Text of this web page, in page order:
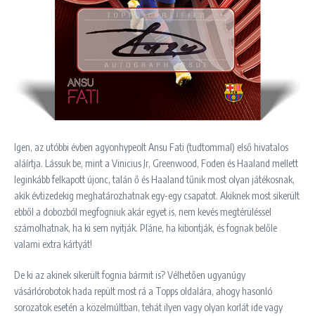
Igen, az utóbbi évben agyonhypeolt Ansu Fati (tudtommal) első hivatalos
aláírtja. Lássuk be, mint a Vinicius Jr, Greenwood, Foden és Haaland mellett
leginkább felkapott újonc, talán ő és Haaland tűnik most olyan játékosnak,
akik évtizedekig meghatározhatnak egy-egy csapatot. Akiknek most sikerült
ebből a dobozból megfogniuk akár egyet is, nem kevés megtérüléssel
számolhatnak, ha ki sem nyitják. Pláne, ha kibontják, és fognak belőle
valami extra kártyát!
De ki az akinek sikerült fognia bármit is? Vélhetően ugyanúgy
vásárlórobotok hada repült most rá a Topps oldalára, ahogy hasonló
sorozatok esetén a közelmúltban, tehát ilyen vagy olyan korlát ide vagy